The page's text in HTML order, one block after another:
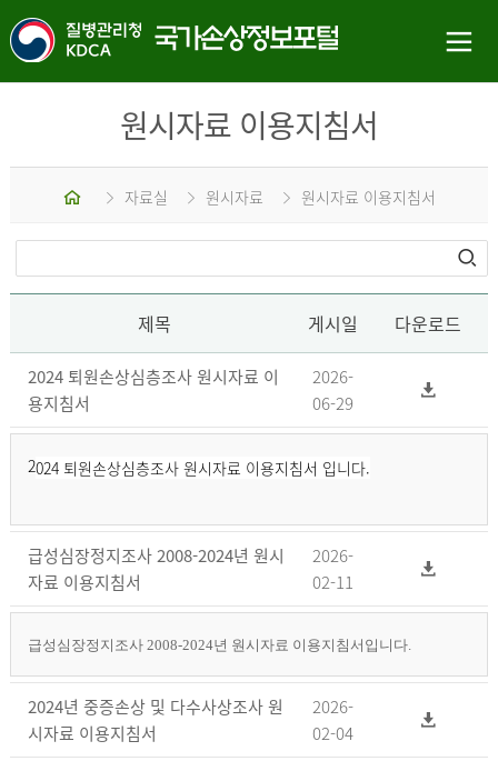
원시자료 이용지침서
홈 자료실 원시자료 원시자료 이용지침서
제목 게시일 다운로드
2024 퇴원손상심층조사 원시자료 이
용지침서
2026-
06-29
2024 퇴원손상심층조사 원시자료 이용지침서 입니다.
급성심장정지조사 2008-2024년 원시
자료 이용지침서
2026-
02-11
급성심장정지조사 2008-2024년 원시자료 이용지침서입니다.
2024년 중증손상 및 다수사상조사 원
시자료 이용지침서
2026-
02-04